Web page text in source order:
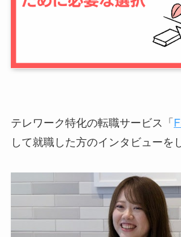
テレワーク特化の転職サービス「
して就職した方のインタビューを